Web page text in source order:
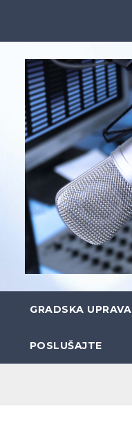
GRADSKA UPRAVA
POSLUŠAJTE